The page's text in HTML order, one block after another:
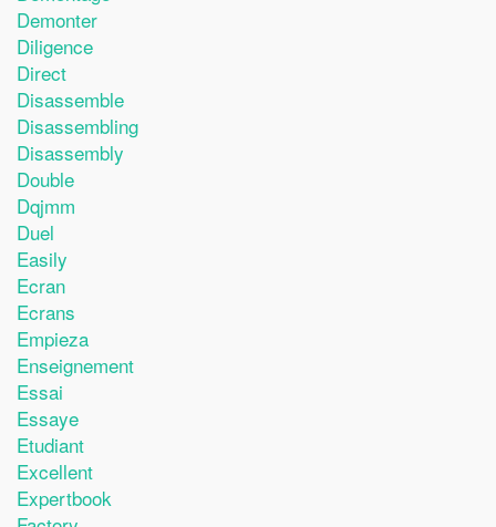
Demonter
Diligence
Direct
Disassemble
Disassembling
Disassembly
Double
Dqjmm
Duel
Easily
Ecran
Ecrans
Empieza
Enseignement
Essai
Essaye
Etudiant
Excellent
Expertbook